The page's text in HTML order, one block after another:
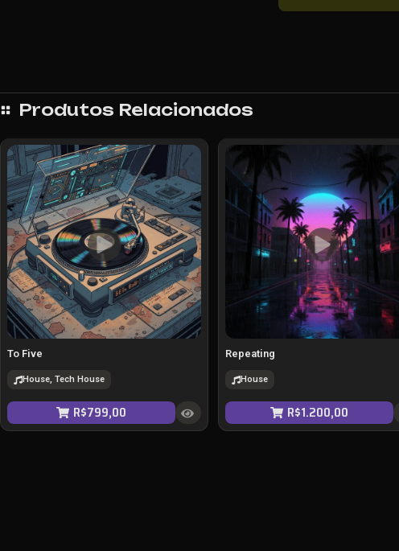
Produtos Relacionados
To Five
House, Tech House
R$799,00
Repeating
House
R$1.200,00